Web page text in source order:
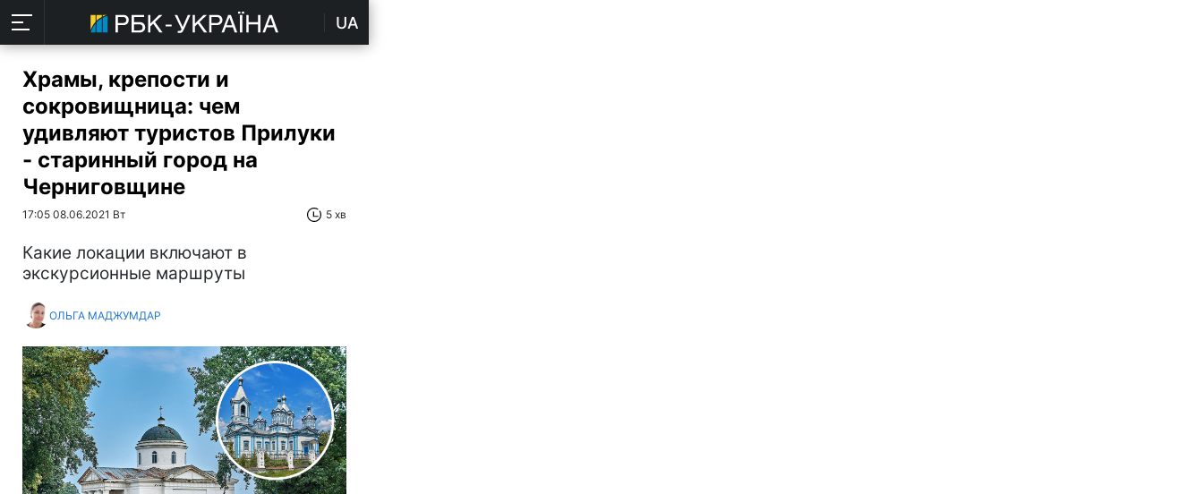
UA
Храмы, крепости и
сокровищница: чем
удивляют туристов Прилуки
- старинный город на
Черниговщине
17:05 08.06.2021 Вт 5 хв
Какие локации включают в
экскурсионные маршруты
ОЛЬГА МАДЖУМДАР